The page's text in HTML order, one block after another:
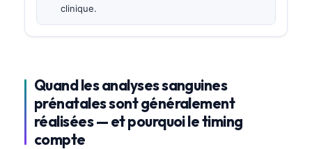
clinique.
Quand les analyses sanguines
prénatales sont généralement
réalisées — et pourquoi le timing
compte